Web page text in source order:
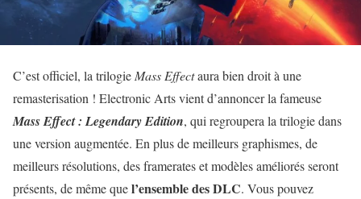
C’est officiel, la trilogie Mass Effectaura bien droit à une
remasterisation ! Electronic Arts vient d’annoncer la fameuse
Mass Effect : Legendary Edition, qui regroupera la trilogie dans
une version augmentée. En plus de meilleurs graphismes, de
meilleurs résolutions, des framerates et modèles améliorés seront
présents, de même quel’ensemble des DLC. Vous pouvez